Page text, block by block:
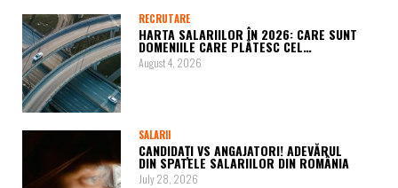
RECRUTARE
HARTA SALARIILOR ÎN 2026: CARE SUNT
DOMENIILE CARE PLĂTESC CEL…
August 4, 2026
SALARII
CANDIDAȚI VS ANGAJATORI! ADEVĂRUL
DIN SPATELE SALARIILOR DIN ROMÂNIA
July 28, 2026